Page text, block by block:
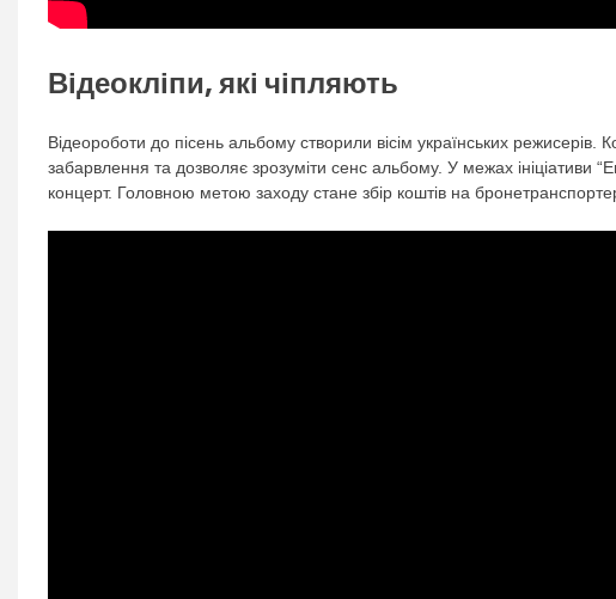
Відеокліпи, які чіпляють
Відеороботи до пісень альбому створили вісім українських
забарвлення та дозволяє зрозуміти сенс альбому. У межах ініціативи
концерт. Головною метою заходу стане збір коштів на